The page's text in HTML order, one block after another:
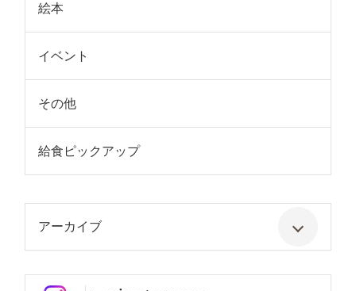
絵本
イベント
その他
給食ピックアップ
アーカイブ